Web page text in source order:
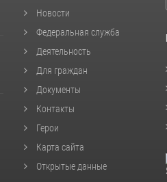
Новости
Федеральная служба
Деятельность
Для граждан
Документы
Контакты
Герои
Карта сайта
Открытые данные